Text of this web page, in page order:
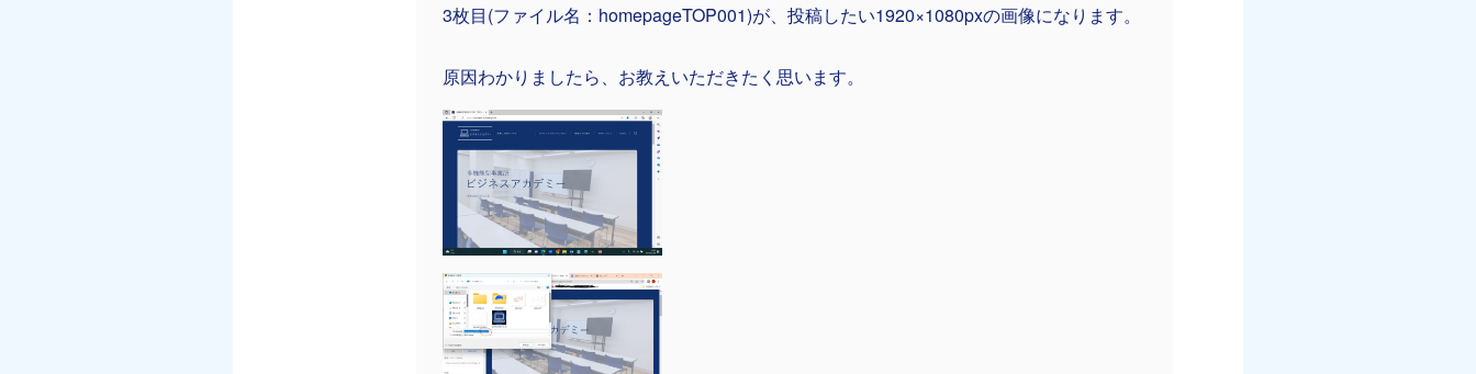
3枚目(ファイル名：homepageTOP001)が、投稿したい1920×1080pxの画像になります。
原因わかりましたら、お教えいただきたく思います。